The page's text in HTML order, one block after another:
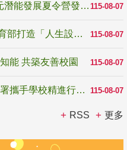
115-08-07
跨越限制，探索潛能！115年多元潛能發展夏令營發掘生命無限可能
115-08-07
高齡不是終點而是夢想起點！教育部打造「人生設計夢工場」 參展第3屆高齡健康產業博覽會
115-08-07
能 共築友善校園
115-08-07
強化學習歷程檔案推動效能 國教署攜手學校精進行政與教學支持
RSS 更多